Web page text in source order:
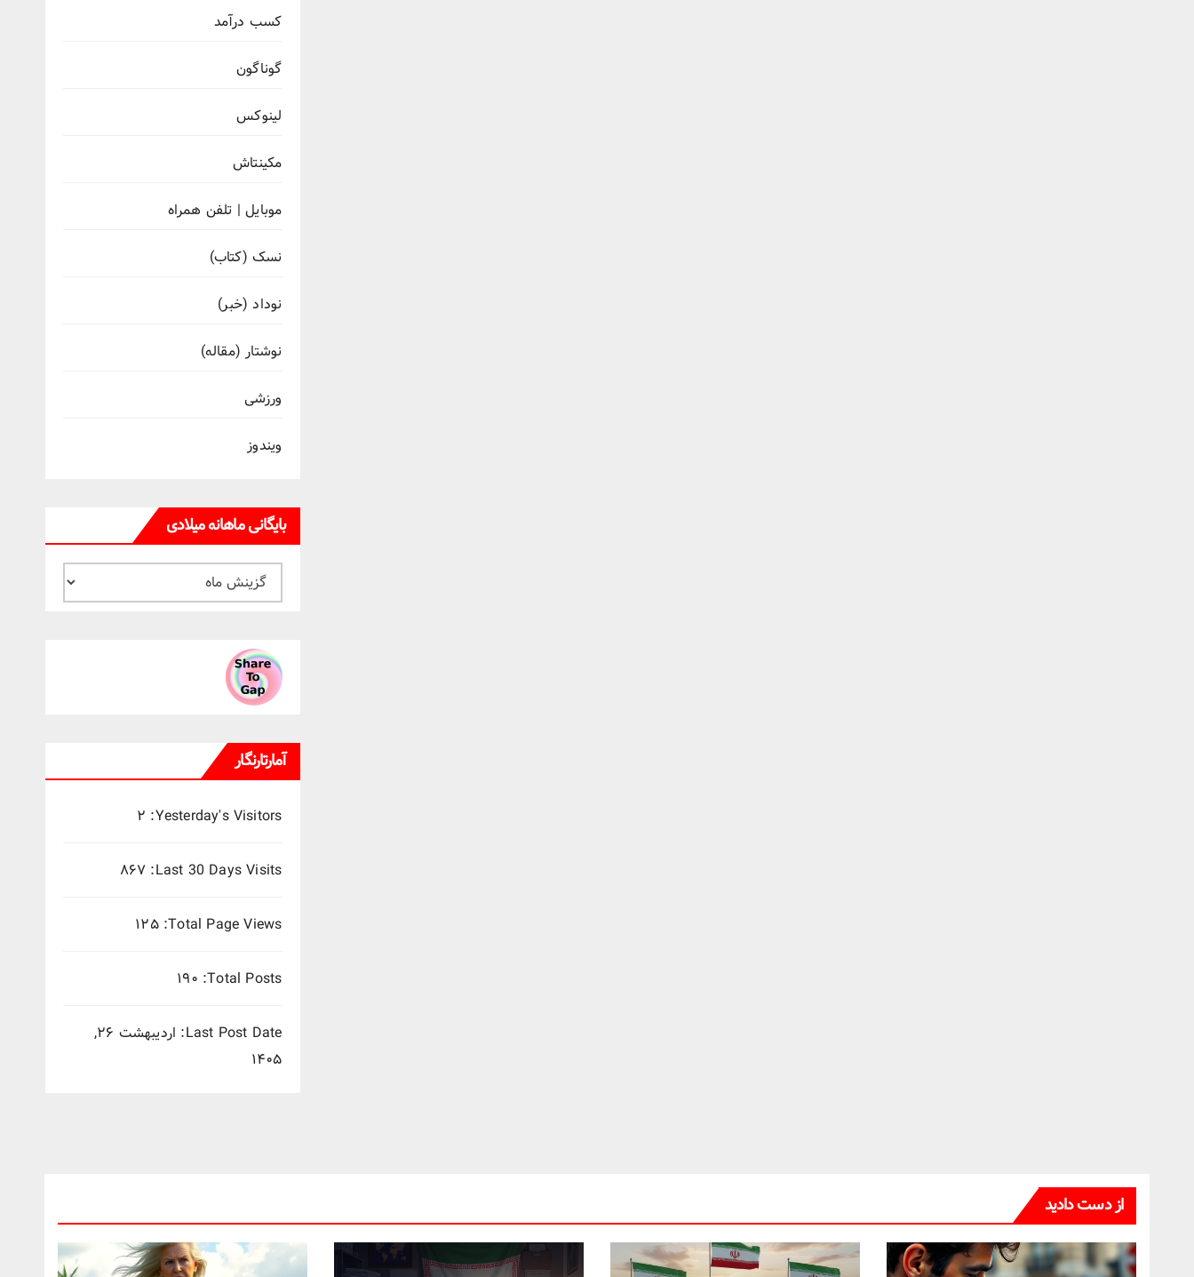
کسب درآمد
گوناگون
لینوکس
مکینتاش
موبایل | تلفن همراه
نسک (کتاب)
نوداد (خبر)
نوشتار (مقاله)
ورزشی
ویندوز
بایگانی ماهانه میلادی
بایگانی
ماهانه
آمارتارنگار
Yesterday's Visitors: ۲
Last 30 Days Visits: ۸۶۷
Total Page Views: ۱۲۵
Total Posts: ۱۹۰
Last Post Date:
اردیبهشت ۲۶,
۱۴۰۵
از دست دادید